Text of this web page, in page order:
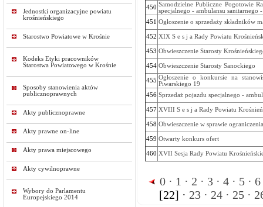
Jednostki organizacyjne powiatu
krośnieńskiego
Starostwo Powiatowe w Krośnie
Kodeks Etyki pracowników
Starostwa Powiatowego w Krośnie
Sposoby stanowienia aktów
publicznoprawnych
Akty publicznoprawne
Akty prawne on-line
Akty prawa miejscowego
Akty cywilnoprawne
Wybory do Parlamentu
Europejskiego 2014
450 Samodzielne Publiczne Pogotowie
specjalnego - ambulansu sanitarnego
451 Ogłoszenie o sprzedaży składników
452 XIX S e s j a Rady Powiatu
453 Obwieszczenie Starosty
454 Obwieszczenie Starosty Sanockiego
455 Ogłoszenie o konkursie na
Piwarskiego 19
456 Sprzedaż pojazdu specjalnego -
457 XVIII S e s j a Rady Powiatu
458 Obwieszczenie w sprawie
459 Otwarty konkurs ofert
460 XVII Sesja Rady Powiatu
0 · 1 · 2 · 3 · 4 · 5 · 6
[22] · 23 · 24 · 25 ·